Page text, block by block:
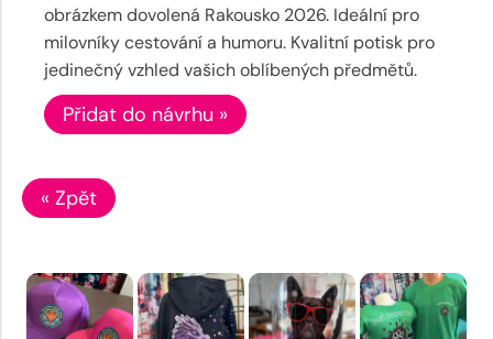
obrázkem dovolená Rakousko 2026. Ideální pro
milovníky cestování a humoru. Kvalitní potisk pro
jedinečný vzhled vašich oblíbených předmětů.
Přidat do návrhu »
« Zpět